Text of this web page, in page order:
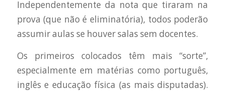
Independentemente da nota que tiraram na
prova (que não é eliminatória), todos poderão
assumir aulas se houver salas sem docentes.
Os primeiros colocados têm mais “sorte”,
especialmente em matérias como português,
inglês e educação física (as mais disputadas).